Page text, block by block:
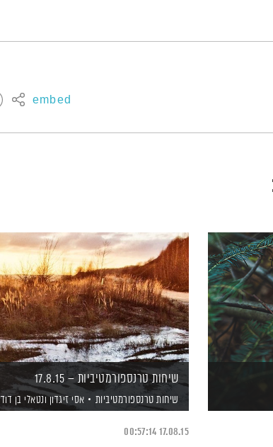
embed
שיחות טרנספורמטיביות – 17.8.15
שיחות טרנספורמטיביות אסי זיגדון ונטאלי בן
17.08.15
00:57:14